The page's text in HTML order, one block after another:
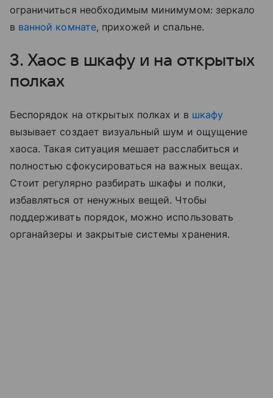
ограничиться необходимым минимумом: зеркало
в ванной комнате, прихожей и спальне.
3. Хаос в шкафу и на открытых
полках
Беспорядок на открытых полках и в шкафу
вызывает создает визуальный шум и ощущение
хаоса. Такая ситуация мешает расслабиться и
полностью сфокусироваться на важных вещах.
Стоит регулярно разбирать шкафы и полки,
избавляться от ненужных вещей. Чтобы
поддерживать порядок, можно использовать
органайзеры и закрытые системы хранения.